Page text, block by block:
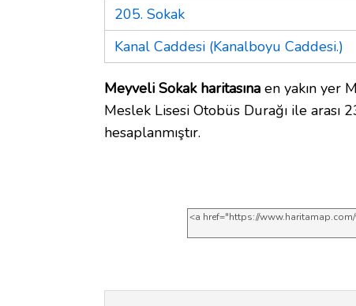
205. Sokak
Kanal Caddesi (Kanalboyu Caddesi.)
Meyveli Sokak haritasına en yakın yer
Meslek Lisesi Otobüs Durağı ile arası
hesaplanmıştır.